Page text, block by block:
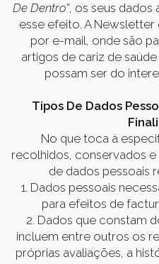
De Dentro”, os seus
esse efeito. A
por e-mail, onde são
artigos de cariz de
possam ser do
Tipos De Dados
No que toca à
recolhidos, conservados
de dados pessoais
1. Dados pessoais
para efeitos de
2. Dados que constam
incluem entre outros os
próprias avaliações, a